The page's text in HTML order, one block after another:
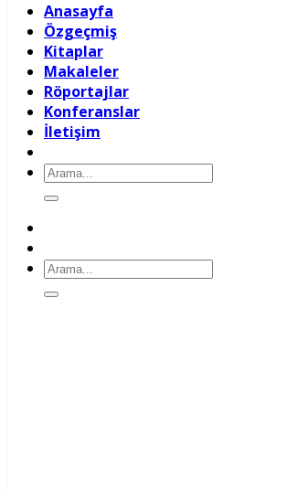
Anasayfa
Özgeçmiş
Kitaplar
Makaleler
Röportajlar
Konferanslar
İletişim
Ara:
Ara: